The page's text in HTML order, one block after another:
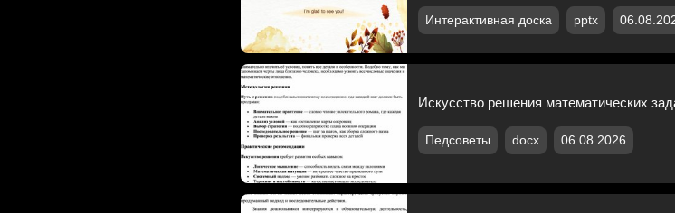
Интерактивная доска pptx
Искусство решения математических
Педсоветы docx 06.08.2026